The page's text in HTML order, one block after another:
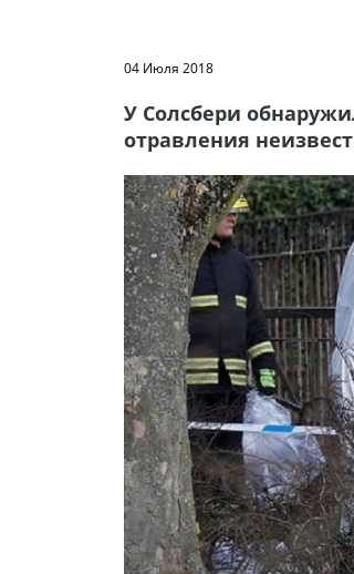
04 Июля 2018
У Солсбери
отравления